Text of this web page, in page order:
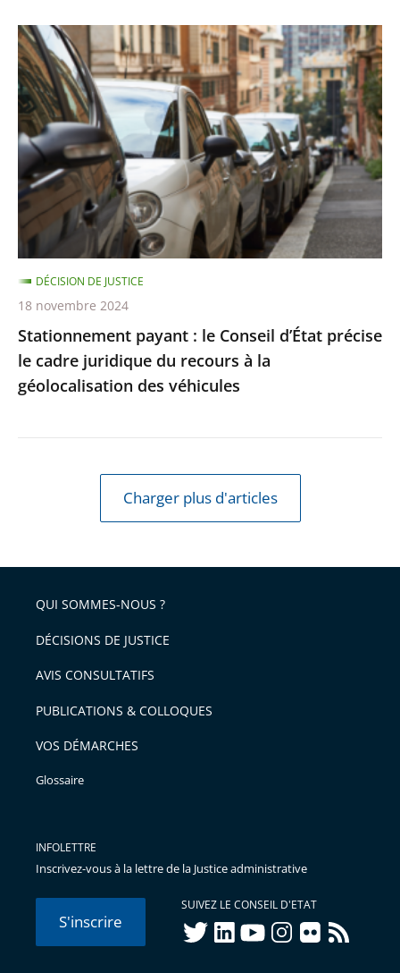
Stationnement
payant
:
le
Conseil
d’État
précise
le
cadre
juridique
du
recours
à
la
géolocalisation
Stationnement payant : le Conseil d’État précise
le cadre juridique du recours à la
géolocalisation des véhicules
DÉCISION DE JUSTICE
18 novembre 2024
Charger plus d'articles
QUI SOMMES-NOUS ?
DÉCISIONS DE JUSTICE
AVIS CONSULTATIFS
PUBLICATIONS & COLLOQUES
VOS DÉMARCHES
Glossaire
INFOLETTRE
Inscrivez-vous à la lettre de la Justice administrative
S'inscrire
SUIVEZ LE CONSEIL D'ETAT
twitterlinkedInyoutubeinstagram
flickr rss